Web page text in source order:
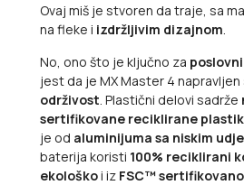
Ovaj miš je stvoren da traje, sa
na fleke i izdržljivim dizajnom
No, ono što je ključno za
jest da je MX Master 4 napravljen
održivost . Plastični delovi sadrže
sertifikovane reciklirane
je od aluminijuma sa niskim
baterija koristi 100% reciklirani
ekološkoi iz FSC™